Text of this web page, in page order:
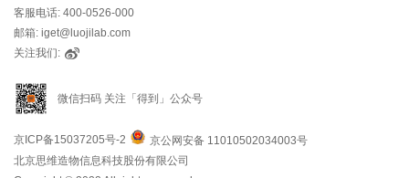
客服电话: 400-0526-000
邮箱: iget@luojilab.com
关注我们:
微信扫码 关注「得到」公众号
京ICP备15037205号-2
京公网安备 11010502034003号
北京思维造物信息科技股份有限公司